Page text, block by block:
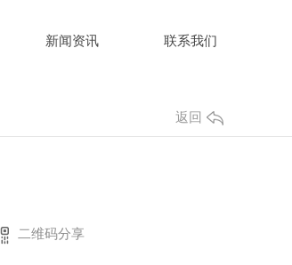
新闻资讯 联系我们
返回
二维码分享